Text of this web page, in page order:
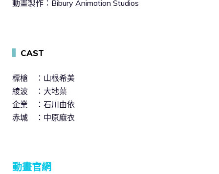
動畫製作：Bibury Animation Studios
CAST
標槍 ：山根希美
綾波 ：大地葉
企業 ：石川由依
赤城 ：中原麻衣
動畫官網